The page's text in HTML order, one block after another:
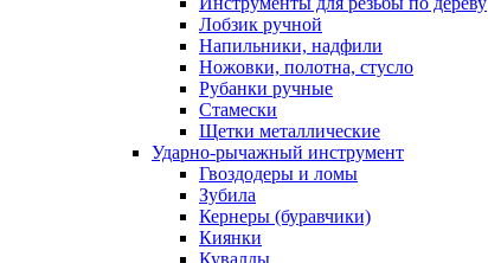
Лобзик ручной
Напильники, надфили
Ножовки, полотна, стусло
Рубанки ручные
Стамески
Щетки металлические
Ударно-рычажный инструмент
Гвоздодеры и ломы
Зубила
Кернеры (буравчики)
Киянки
Кувалды